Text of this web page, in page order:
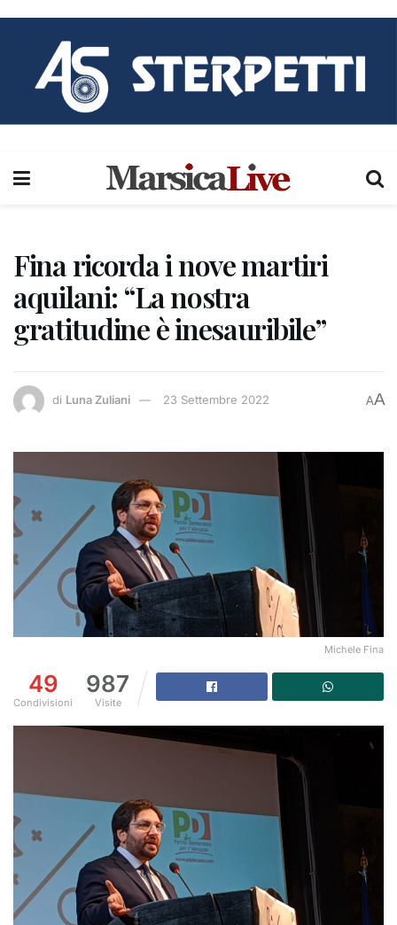
Fina ricorda i nove martiri
aquilani: “La nostra
gratitudine è inesauribile”
di Luna Zuliani 23 Settembre 2022 AA
Michele Fina
49
Condivisioni
987
Visite